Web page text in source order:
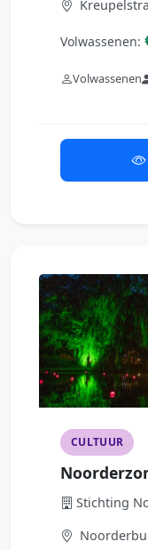
Volwassenen:
Volwassenen
CULTUUR
Stichting